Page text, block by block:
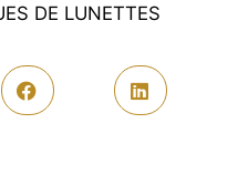
DE LUNETTES